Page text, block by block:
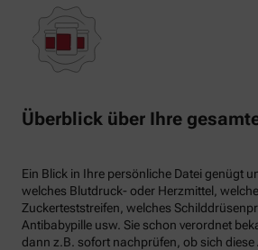
Überblick über Ihre
Ein Blick in Ihre persönliche Datei genügt
welches Blutdruck- oder Herzmittel,
Zuckerteststreifen, welches
Antibabypille usw. Sie schon verordnet
dann z.B. sofort nachprüfen, ob sich diese